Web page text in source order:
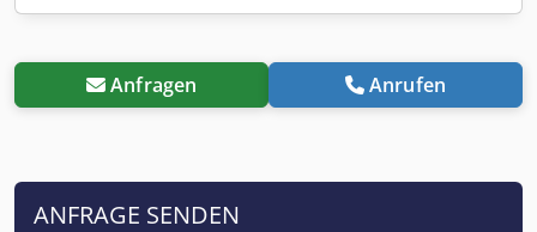
Anfragen Anrufen
ANFRAGE SENDEN